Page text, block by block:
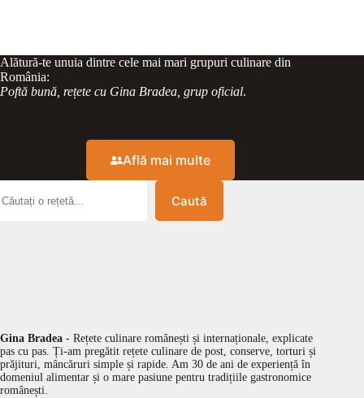
Alătură-te unuia dintre cele mai mari grupuri culinare din
România:
Poftă bună, rețete cu Gina Bradea, grup oficial.
Află mai multe
Caută
Gina Bradea - Rețete culinare românești și internaționale, explicate
pas cu pas. Ți-am pregătit rețete culinare de post, conserve, torturi și
prăjituri, mâncăruri simple și rapide. Am 30 de ani de experiență în
domeniul alimentar și o mare pasiune pentru tradițiile gastronomice
românești.